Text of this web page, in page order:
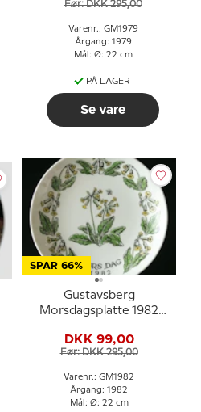
Før: DKK 295,00
Varenr.: GM1979
Årgang: 1979
Mål: Ø: 22 cm
PÅ LAGER
Se vare
SPAR 66%
Gustavsberg
Morsdagsplatte 1982
DKK 99,00
Før: DKK 295,00
Varenr.: GM1982
Årgang: 1982
Mål: Ø: 22 cm